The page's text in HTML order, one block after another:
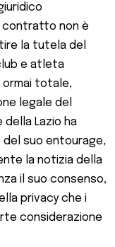
contratto non è
la tutela del
e atleta
ormai totale,
legale del
della Lazio ha
suo entourage,
la notizia della
il suo consenso,
privacy che i
considerazione